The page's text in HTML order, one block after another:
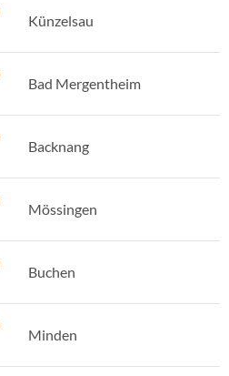
Künzelsau
Bad Mergentheim
Backnang
Mössingen
Buchen
Minden